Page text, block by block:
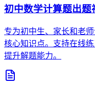
初中数学计算题出题
专为初中生、家长和老
核心知识点。支持在线
提升解题能力。